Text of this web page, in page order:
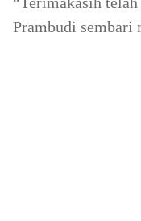
Prambudi